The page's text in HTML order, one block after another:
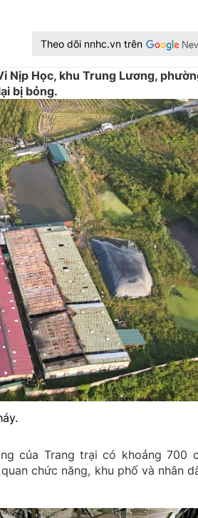
Theo dõi nnhc.vn trên
Nịp Học, khu Trung Lương,
bị bỏng.
của Trang trại có khoảng 700
chức năng, khu phố và nhân